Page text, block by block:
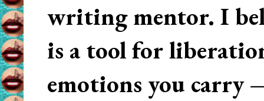
writing mentor. I
is a tool for
emotions you carry